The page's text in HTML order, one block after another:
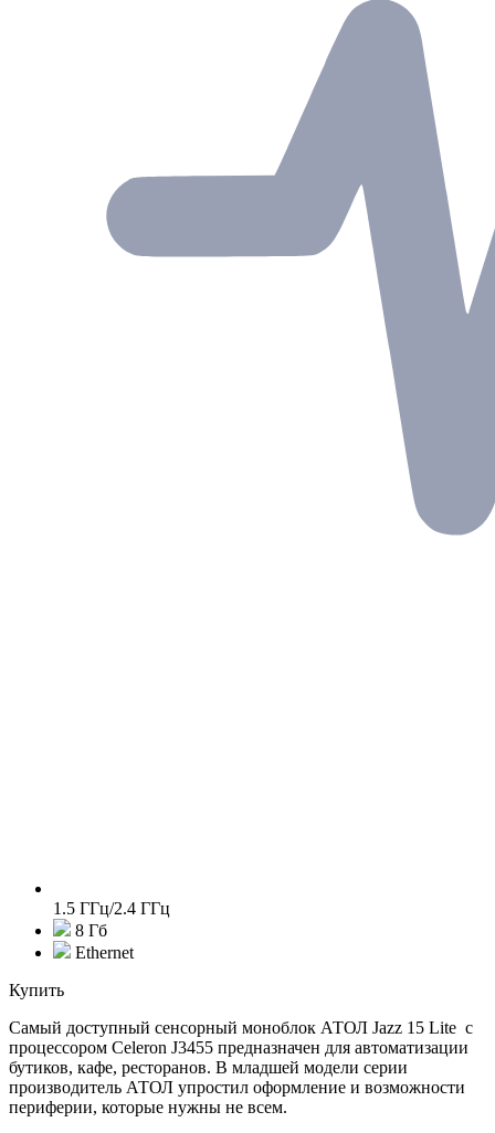
1.5 ГГц/2.4 ГГц
8 Гб
Ethernet
Купить
Самый доступный сенсорный моноблок АТОЛ Jazz 15 Lite с
процессором Celeron J3455 предназначен для автоматизации
бутиков, кафе, ресторанов. В младшей модели серии
производитель АТОЛ упростил оформление и возможности
периферии, которые нужны не всем.